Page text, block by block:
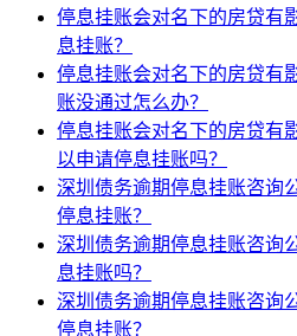
停息挂账会对名下的房贷有
息挂账？
停息挂账会对名下的房贷有
账没通过怎么办？
停息挂账会对名下的房贷有
以申请停息挂账吗？
深圳债务逾期停息挂账咨询
停息挂账？
深圳债务逾期停息挂账咨询
息挂账吗？
深圳债务逾期停息挂账咨询
停息挂账？